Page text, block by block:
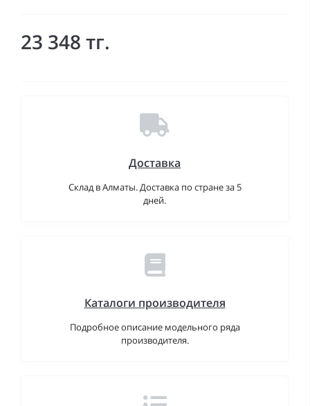
23 348 тг.
Доставка
Склад в Алматы. Доставка по стране за 5
дней.
Каталоги производителя
Подробное описание модельного ряда
производителя.